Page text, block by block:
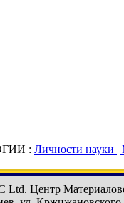
: Личности науки |
Ltd. Центр